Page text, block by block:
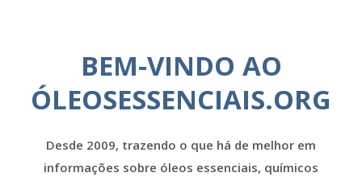
BEM-VINDO AO
ÓLEOSESSENCIAIS.ORG
Desde 2009, trazendo o que há de melhor em
informações sobre óleos essenciais, químicos